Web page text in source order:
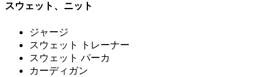
スウェット、ニット
ジャージ
スウェット トレーナー
スウェット パーカ
カーディガン